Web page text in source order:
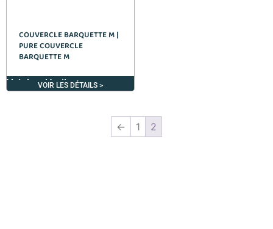
COUVERCLE BARQUETTE M |
PURE COUVERCLE
BARQUETTE M
VOIR LES DÉTAILS >
Voir les détails >
← 1 2